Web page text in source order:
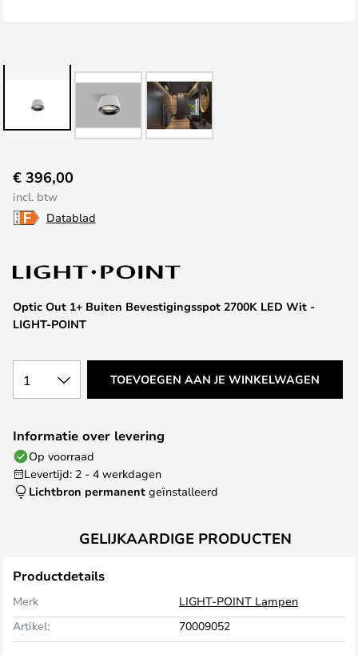
naar
het
begin
de
afbeeldingen-
gallerij
Optic Out 1+ Buiten Bevestigingsspot 2700K LED Wit -
LIGHT-POINT
€ 396,00
incl. btw
Datablad
1 TOEVOEGEN AAN JE WINKELWAGEN
Informatie over levering
Op voorraad
Levertijd: 2 - 4 werkdagen
Lichtbron permanent geïnstalleerd
GELIJKAARDIGE PRODUCTEN
Productdetails
Merk
LIGHT-POINT Lampen
Artikel:
70009052